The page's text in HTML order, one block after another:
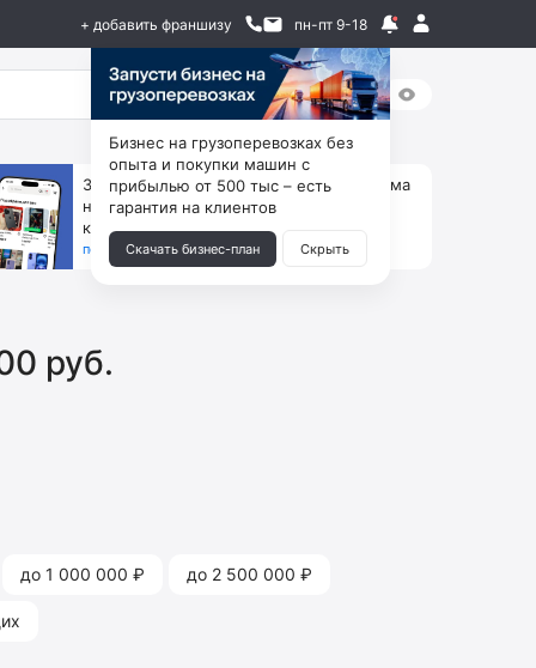
+ добавить франшизу пн-пт 9-18
За 90 тыс. открой магазин на Авито, дома
ни коробок, ни товара, ни склада, зато
каждый месяц +125 тыс. чистыми
получить бизнес-план ↓
руб.
до 1 000 000 ₽ до 2 500 000 ₽
Бизнес на грузоперевозках без
опыта и покупки машин с
прибылью от 500 тыс – есть
гарантия на клиентов
Скачать бизнес-план Скрыть